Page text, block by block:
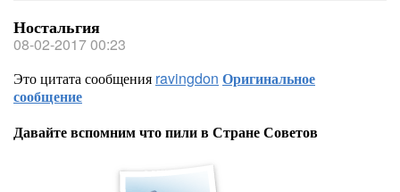
Ностальгия
08-02-2017 00:23
Это цитата сообщения ravingdon Оригинальное
сообщение
Давайте вспомним что пили в Стране Советов